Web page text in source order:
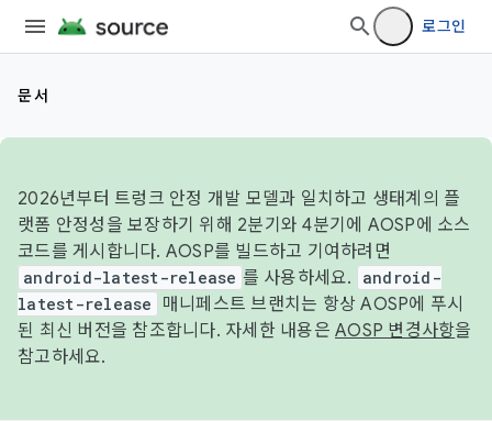
로그인
문서
2026년부터 트렁크 안정 개발 모델과 일치하고 생태계의 플
랫폼 안정성을 보장하기 위해 2분기와 4분기에 AOSP에 소스
코드를 게시합니다. AOSP를 빌드하고 기여하려면
android-latest-release 를 사용하세요.
android-
latest-release
매니페스트 브랜치는 항상 AOSP에 푸시
된 최신 버전을 참조합니다. 자세한 내용은 AOSP 변경사항을
참고하세요.